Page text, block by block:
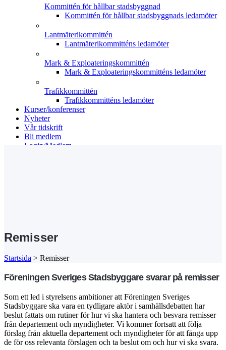
Kommittén för hållbar stadsbyggnad
Kommittén för hållbar stadsbyggnads ledamöter
Lantmäterikommittén
Lantmäterikommitténs ledamöter
Mark & Exploateringskommittén
Mark & Exploateringskommitténs ledamöter
Trafikkommittén
Trafikkommitténs ledamöter
Kurser/konferenser
Nyheter
Vår tidskrift
Bli medlem
Login/Medlem
Remisser
Startsida > Remisser
Föreningen Sveriges Stadsbyggare svarar på remisser
Som ett led i styrelsens ambitioner att Föreningen Sveriges
Stadsbyggare ska vara en tydligare aktör i samhällsdebatten har
beslut fattats om rutiner för hur vi ska hantera och besvara remisser
från departement och myndigheter. Vi kommer fortsatt att följa
förslag från aktuella departement och myndigheter för att fånga upp
de för oss relevanta förslagen och ta beslut om och hur vi ska svara.